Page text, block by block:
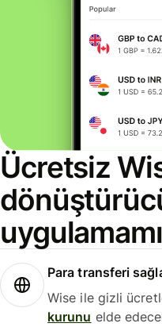
Ücretsiz
Para transferi
Wise ile gizli
kurunu elde